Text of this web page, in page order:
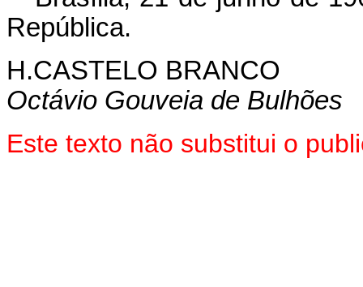
República.
H.CASTELO BRANCO
Octávio Gouveia de Bulhões
Este texto não substitui o